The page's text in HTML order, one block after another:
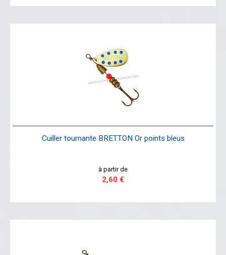
Cuiller tournante BRETTON Or points bleus
à partir de
2,60 €